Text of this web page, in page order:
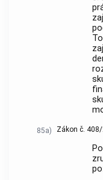
85a) Zákon č.